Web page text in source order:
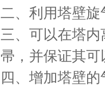
二、利用塔壁
三、可以在塔
帚，并保证其
四、增加塔壁